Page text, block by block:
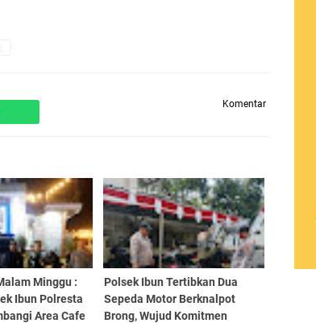
Komentar
Minggu :
Ibun Polresta
Area Cafe
Polsek Ibun Tertibkan Dua
Sepeda Motor Berknalpot
Brong, Wujud Komitmen